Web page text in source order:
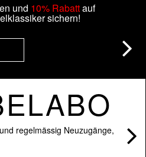
und 10% Rabattauf
sichern!
regelmässig Neuzugänge,